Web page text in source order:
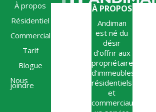
À propos
Résidentiel
Commercial
Tarif
Blogue
Nous
joindre
À PROPOS
Andiman
est né du
désir
d’offrir aux
propriétaires
d’immeubles
résidentiels
et
commerciaux,